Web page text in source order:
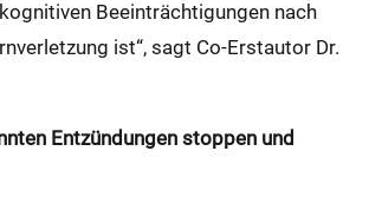
Beeinträchtigungen nach
ist“, sagt Co-Erstautor Dr.
Entzündungen stoppen und